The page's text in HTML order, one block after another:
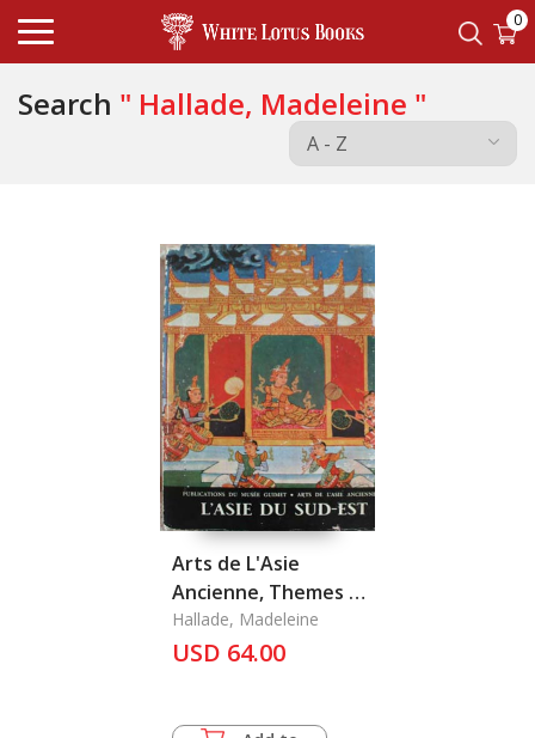
0
Search " Hallade, Madeleine "
Arts de L'Asie
Ancienne, Themes et
Motifs II: L'asie du
Sud-Est
Hallade, Madeleine
USD 64.00